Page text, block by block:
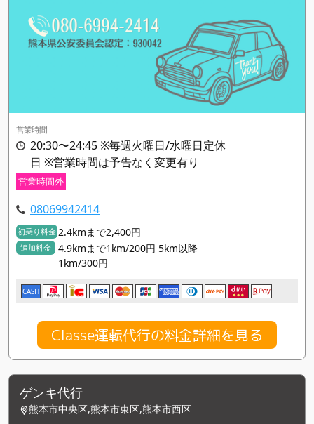
営業時間
20:30〜24:45 ※毎週火曜日/水曜日定休
日 ※営業時間は予告なく変更有り
営業時間外
08069942414
初乗り料金 2.4kmまで2,400円
追加料金
4.9kmまで1km/200円 5km以降
1km/300円
CASH
Classe運転代行の料金詳細を見る
ゲンキ代行
熊本市中央区,熊本市東区,熊本市西区